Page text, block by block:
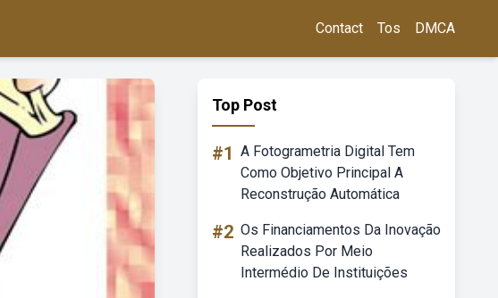
Contact Tos DMCA
Top Post
#1 A Fotogrametria Digital Tem
Como Objetivo Principal A
Reconstrução Automática
#2 Os Financiamentos Da Inovação
Realizados Por Meio
Intermédio De Instituições